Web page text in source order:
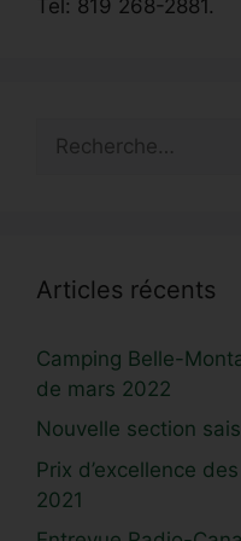
Tel: 819 268-2881.
Articles récents
Camping Belle-
de mars 2022
Nouvelle section
Prix d’excellence
2021